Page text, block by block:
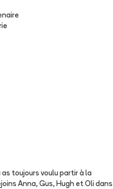
as toujours voulu partir à la
Anna, Gus, Hugh et Oli dans